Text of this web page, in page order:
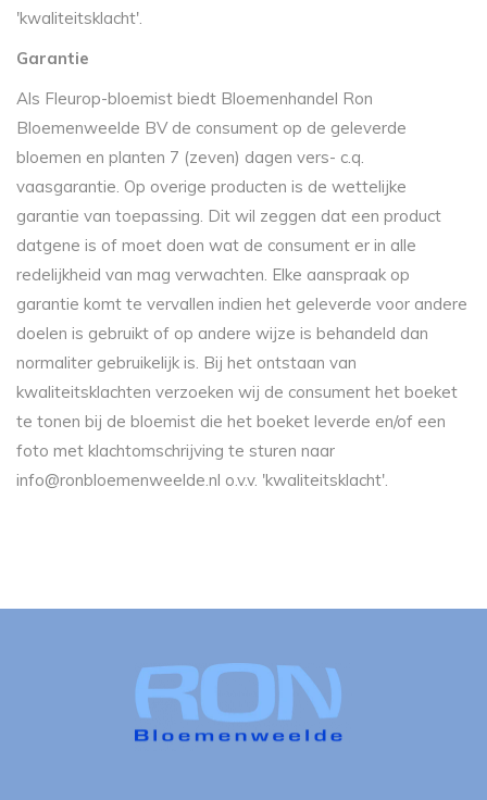
'kwaliteitsklacht'.
Garantie
Als Fleurop-bloemist biedt Bloemenhandel Ron
Bloemenweelde BV de consument op de geleverde
bloemen en planten 7 (zeven) dagen vers- c.q.
vaasgarantie. Op overige producten is de wettelijke
garantie van toepassing. Dit wil zeggen dat een product
datgene is of moet doen wat de consument er in alle
redelijkheid van mag verwachten. Elke aanspraak op
garantie komt te vervallen indien het geleverde voor andere
doelen is gebruikt of op andere wijze is behandeld dan
normaliter gebruikelijk is. Bij het ontstaan van
kwaliteitsklachten verzoeken wij de consument het boeket
te tonen bij de bloemist die het boeket leverde en/of een
foto met klachtomschrijving te sturen naar
info@ronbloemenweelde.nl o.v.v. 'kwaliteitsklacht'.